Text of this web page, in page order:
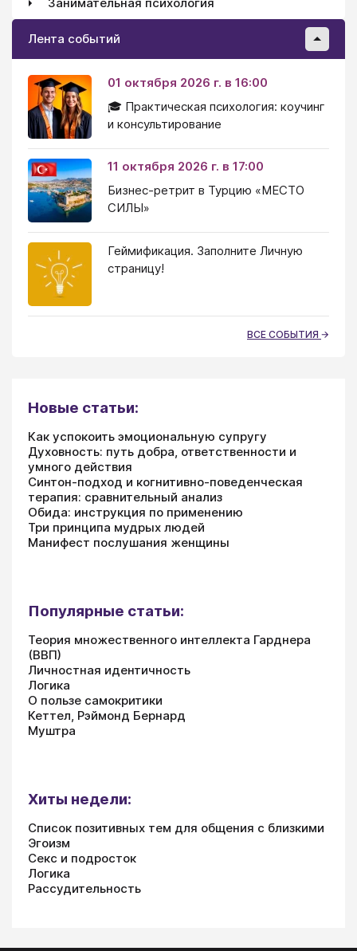
Лента событий
01 октября 2026 г. в 16:00
🎓 Практическая психология: коучинг
и консультирование
11 октября 2026 г. в 17:00
Бизнес-ретрит в Турцию «МЕСТО
СИЛЫ»
Геймификация. Заполните Личную
страницу!
ВСЕ СОБЫТИЯ
Новые статьи:
Как успокоить эмоциональную супругу
Духовность: путь добра, ответственности и
умного действия
Синтон-подход и когнитивно-поведенческая
терапия: сравнительный анализ
Обида: инструкция по применению
Три принципа мудрых людей
Манифест послушания женщины
Популярные статьи:
Теория множественного интеллекта Гарднера
(ВВП)
Личностная идентичность
Логика
О пользе самокритики
Кеттел, Рэймонд Бернард
Муштра
Хиты недели:
Список позитивных тем для общения с близкими
Эгоизм
Секс и подросток
Логика
Рассудительность